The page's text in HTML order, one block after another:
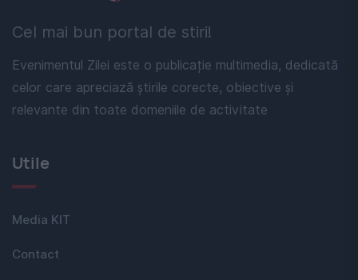
Cel mai bun portal de stiri!
Evenimentul Zilei este o publicație multimedia, dedicată
celor care apreciază știrile corecte, obiective și
relevante din toate domeniile de activitate
Utile
Media KIT
Contact